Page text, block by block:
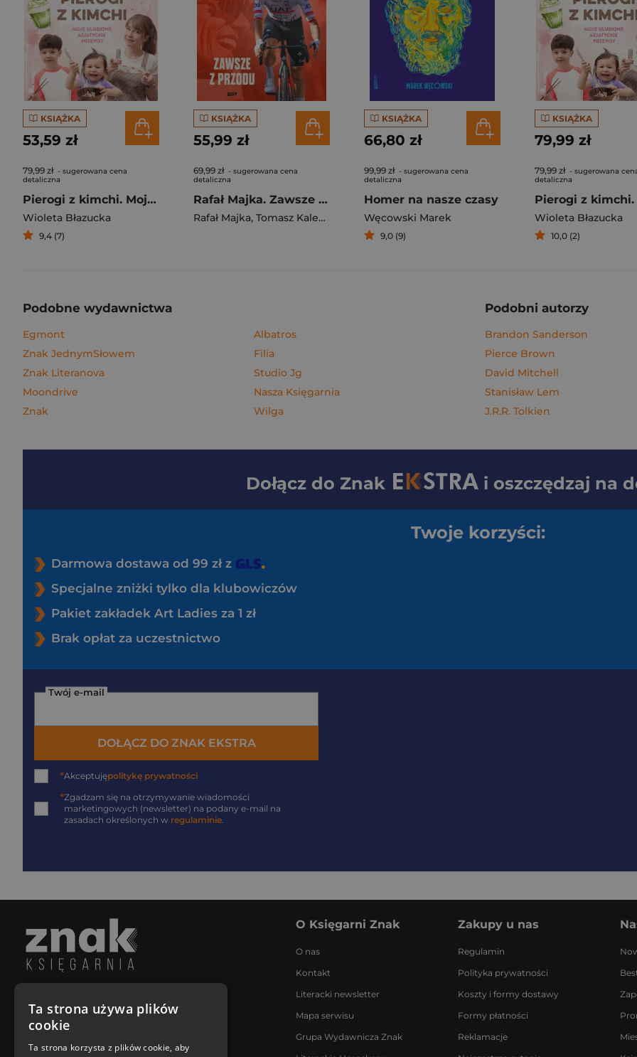
KSIĄŻKA
53,59 zł
79,99 zł - sugerowana cena
detaliczna
Pierogi z kimchi. Moje ulubione azjatyckie przepisy
Wioleta Błazucka
9,4 (7)
KSIĄŻKA
55,99 zł
69,99 zł - sugerowana cena
detaliczna
Rafał Majka. Zawsze z przodu. Rozmawia Tomasz Kalemba - książka z autografem
Rafał Majka, Tomasz Kalemba
KSIĄŻKA
66,80 zł
99,99 zł - sugerowana cena
detaliczna
Homer na nasze czasy
Węcowski Marek
9,0 (9)
KSIĄŻKA
79,99 zł
79,99 zł - sugerowana
detaliczna
Wioleta Błazucka
10,0 (2)
Podobne wydawnictwa
Egmont
Znak JednymSłowem
Znak Literanova
Moondrive
Znak
Albatros
Filia
Studio Jg
Nasza Księgarnia
Wilga
Podobni autorzy
Brandon Sanderson
Pierce Brown
David Mitchell
Stanisław Lem
J.R.R. Tolkien
Dołącz do Znak i oszczędzaj na
Twoje korzyści:
Darmowa dostawa od 99 zł z
Specjalne zniżki tylko dla klubowiczów
Pakiet zakładek Art Ladies za 1 zł
Brak opłat za uczestnictwo
Twój e-mail
DOŁĄCZ DO ZNAK EKSTRA
*Akceptujępolitykę prywatności
*Zgadzam się na otrzymywanie wiadomości
marketingowych (newsletter) na podany e-mail na
zasadach określonych w regulaminie.
Poniedziałek - Piątek
8:00 - 18:00
[email protected]
O Księgarni Znak
O nas
Kontakt
Literacki newsletter
Mapa serwisu
Grupa Wydawnicza Znak
Zakupy u nas
Regulamin
Polityka prywatności
Koszty i formy dostawy
Formy płatności
Reklamacje
Ta strona używa plików
cookie
Ta strona korzysta z plików cookie, aby